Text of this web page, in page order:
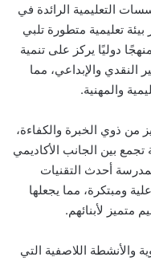
التعليمية الرائدة في
تعليمية متطورة تلبي
دوليًا يركز على تنمية
النقدي والإبداعي، مما
والمهنية.
من ذوي الخبرة والكفاءة،
تجمع بين الجانب الأكاديمي
أحدث التقنيات
ومبتكرة، مما يجعلها
متميز لأبنائهم.
والأنشطة اللاصفية التي